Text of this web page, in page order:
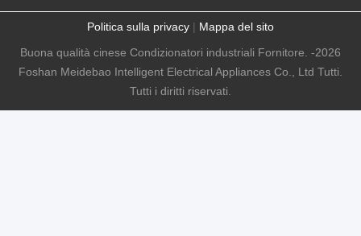
Politica sulla privacy | Mappa del sito
Buona qualità cinese Condizionatori industriali Fornitore. -2026
Foshan Meidebao Intelligent Electrical Appliances Co., Ltd Tutti.
Tutti i diritti riservati.